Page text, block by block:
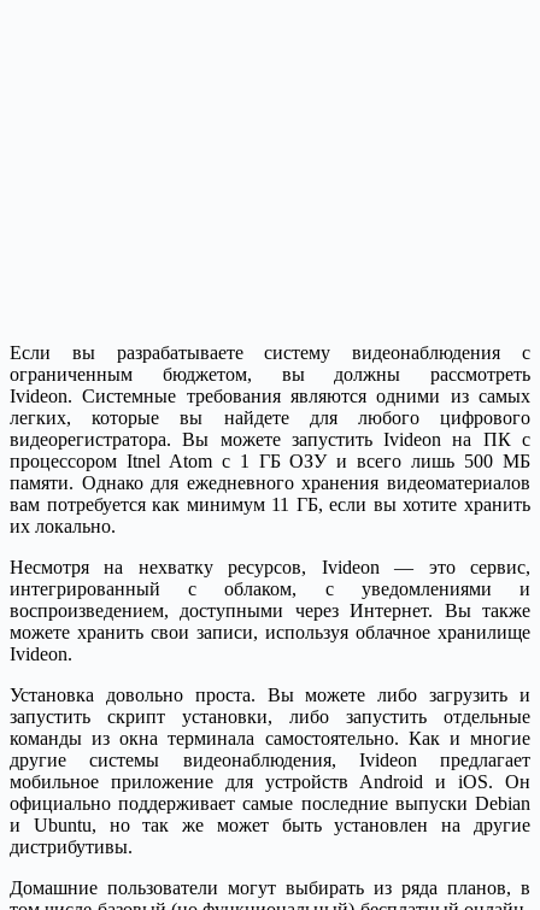
Если вы разрабатываете систему видеонаблюдения с
ограниченным бюджетом, вы должны рассмотреть
Ivideon. Системные требования являются одними из самых
легких, которые вы найдете для любого цифрового
видеорегистратора. Вы можете запустить Ivideon на ПК с
процессором Itnel Atom с 1 ГБ ОЗУ и всего лишь 500 МБ
памяти. Однако для ежедневного хранения видеоматериалов
вам потребуется как минимум 11 ГБ, если вы хотите хранить
их локально.
Несмотря на нехватку ресурсов, Ivideon — это сервис,
интегрированный с облаком, с уведомлениями и
воспроизведением, доступными через Интернет. Вы также
можете хранить свои записи, используя облачное хранилище
Ivideon.
Установка довольно проста. Вы можете либо загрузить и
запустить скрипт установки, либо запустить отдельные
команды из окна терминала самостоятельно. Как и многие
другие системы видеонаблюдения, Ivideon предлагает
мобильное приложение для устройств Android и iOS. Он
официально поддерживает самые последние выпуски Debian
и Ubuntu, но так же может быть установлен на другие
дистрибутивы.
Домашние пользователи могут выбирать из ряда планов, в